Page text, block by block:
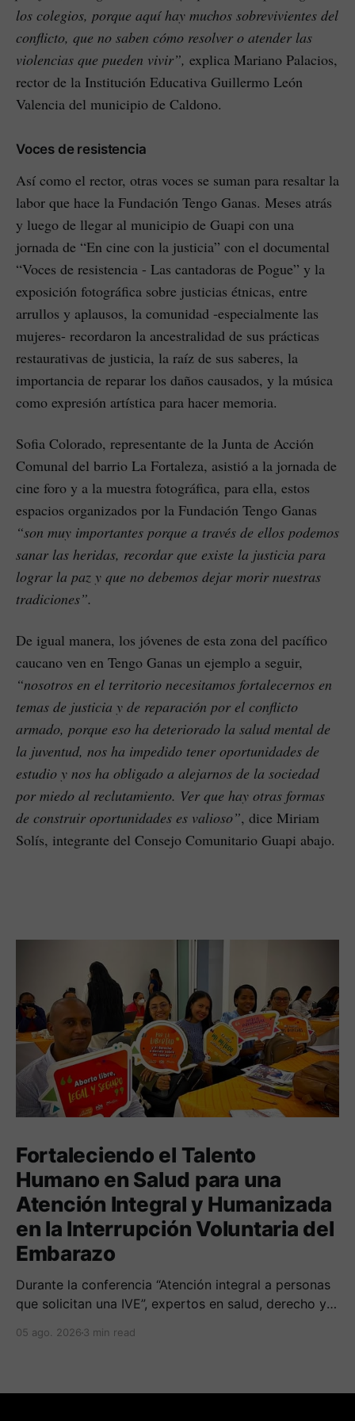
los colegios, porque aquí hay muchos sobrevivientes del
conflicto, que no saben cómo resolver o atender las
violencias que pueden vivir”, explica Mariano Palacios,
rector de la Institución Educativa Guillermo León
Valencia del municipio de Caldono.
Voces de resistencia
Así como el rector, otras voces se suman para resaltar la
labor que hace la Fundación Tengo Ganas. Meses atrás
y luego de llegar al municipio de Guapi con una
jornada de “En cine con la justicia” con el documental
“Voces de resistencia - Las cantadoras de Pogue” y la
exposición fotográfica sobre justicias étnicas, entre
arrullos y aplausos, la comunidad -especialmente las
mujeres- recordaron la ancestralidad de sus prácticas
restaurativas de justicia, la raíz de sus saberes, la
importancia de reparar los daños causados, y la música
como expresión artística para hacer memoria.
Sofia Colorado, representante de la Junta de Acción
Comunal del barrio La Fortaleza, asistió a la jornada de
cine foro y a la muestra fotográfica, para ella, estos
espacios organizados por la Fundación Tengo Ganas
“son muy importantes porque a través de ellos podemos
sanar las heridas, recordar que existe la justicia para
lograr la paz y que no debemos dejar morir nuestras
tradiciones”.
De igual manera, los jóvenes de esta zona del pacífico
caucano ven en Tengo Ganas un ejemplo a seguir,
“nosotros en el territorio necesitamos fortalecernos en
temas de justicia y de reparación por el conflicto
armado, porque eso ha deteriorado la salud mental de
la juventud, nos ha impedido tener oportunidades de
estudio y nos ha obligado a alejarnos de la sociedad
por miedo al reclutamiento. Ver que hay otras formas
de construir oportunidades es valioso”, dice Miriam
Solís, integrante del Consejo Comunitario Guapi abajo.
Fortaleciendo el Talento
Humano en Salud para una
Atención Integral y Humanizada
en la Interrupción Voluntaria del
Embarazo
Durante la conferencia “Atención integral a personas
que solicitan una IVE”, expertos en salud, derecho y
sobre cómo abordar esta temática desde una
05 ago. 2026 3 min read